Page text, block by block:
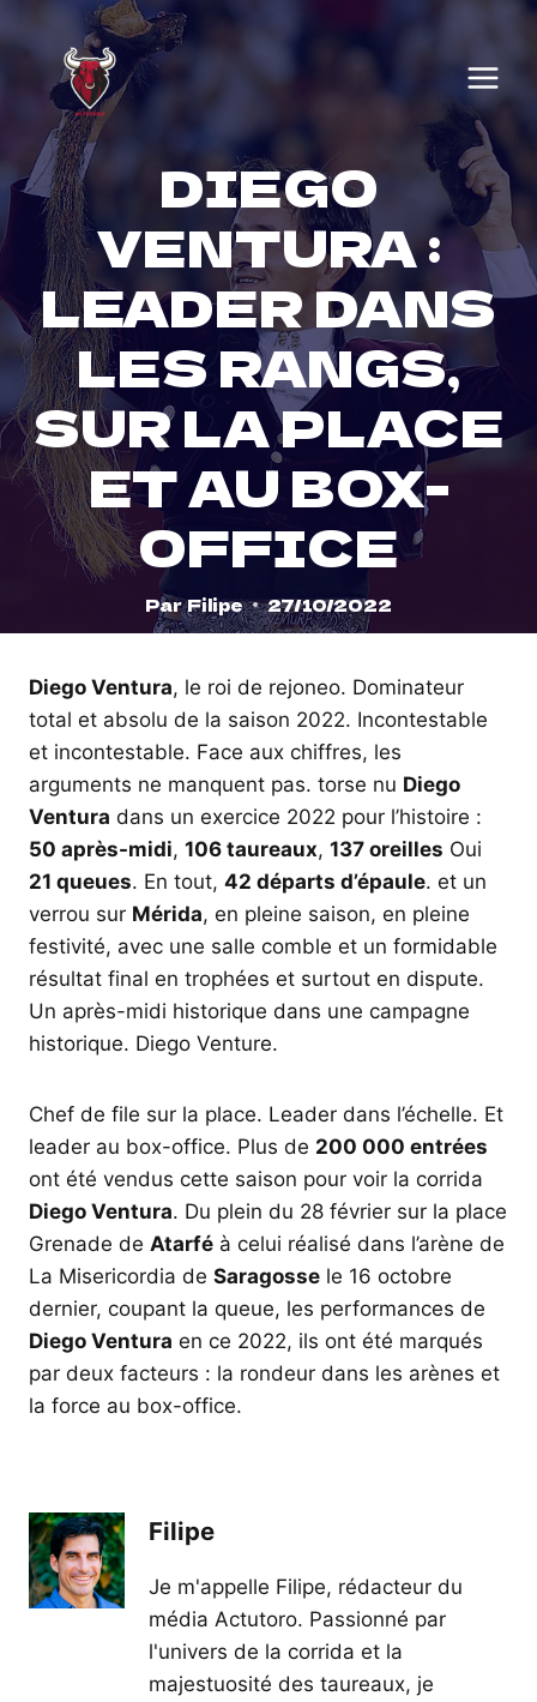
content
DIEGO
VENTURA :
LEADER DANS
LES RANGS,
SUR LA PLACE
ET AU BOX-
OFFICE
ParFilipe 27/10/2022
Diego Ventura, le roi de rejoneo. Dominateur
total et absolu de la saison 2022. Incontestable
et incontestable. Face aux chiffres, les
arguments ne manquent pas. torse nu Diego
Ventura dans un exercice 2022 pour l’histoire :
50 après-midi, 106 taureaux, 137 oreilles Oui
21 queues. En tout, 42 départs d’épaule. et un
verrou sur Mérida, en pleine saison, en pleine
festivité, avec une salle comble et un formidable
résultat final en trophées et surtout en dispute.
Un après-midi historique dans une campagne
historique. Diego Venture.
Chef de file sur la place. Leader dans l’échelle. Et
leader au box-office. Plus de 200 000 entrées
ont été vendus cette saison pour voir la corrida
Diego Ventura. Du plein du 28 février sur la place
Grenade de Atarfé à celui réalisé dans l’arène de
La Misericordia de Saragosse le 16 octobre
dernier, coupant la queue, les performances de
Diego Ventura en ce 2022, ils ont été marqués
par deux facteurs : la rondeur dans les arènes et
la force au box-office.
Filipe
Je m'appelle Filipe, rédacteur du
média Actutoro. Passionné par
l'univers de la corrida et la
majestuosité des taureaux, je